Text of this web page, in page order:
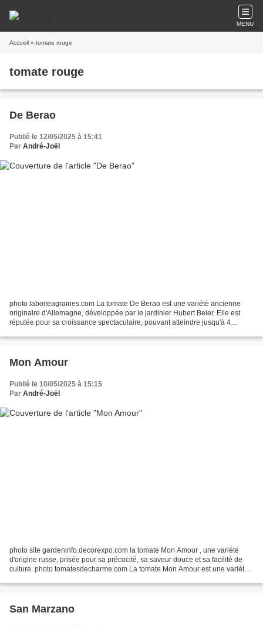
MENU
Accueil » tomate rouge
tomate rouge
De Berao
Publié le 12/05/2025 à 15:41
Par André-Joël
photo laboiteagraines.com La tomate De Berao est une variété ancienne
originaire d'Allemagne, développée par le jardinier Hubert Beier. Elle est
réputée pour sa croissance spectaculaire, pouvant atteindre jusqu'à 4
Mon Amour
Publié le 10/05/2025 à 15:15
Par André-Joël
photo site gardeninfo.decorexpo.com la tomate Mon Amour , une variété
d'origine russe, prisée pour sa précocité, sa saveur douce et sa facilité de
culture. photo tomatesdecharme.com La tomate Mon Amour est une variété
San Marzano